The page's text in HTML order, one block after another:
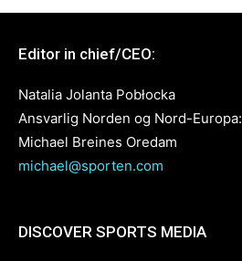
Editor in chief/CEO:
Natalia Jolanta Pobłocka
Ansvarlig Norden og Nord-Europa:
Michael Breines Oredam
michael@sporten.com
DISCOVER SPORTS MEDIA